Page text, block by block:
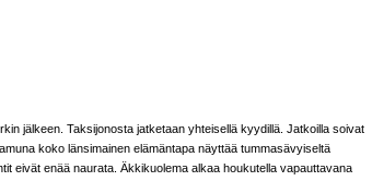
jälkeen. Taksijonosta jatketaan yhteisellä kyydillä. Jatkoilla soivat
koko länsimainen elämäntapa näyttää tummasävyiseltä
eivät enää naurata. Äkkikuolema alkaa houkutella vapauttavana